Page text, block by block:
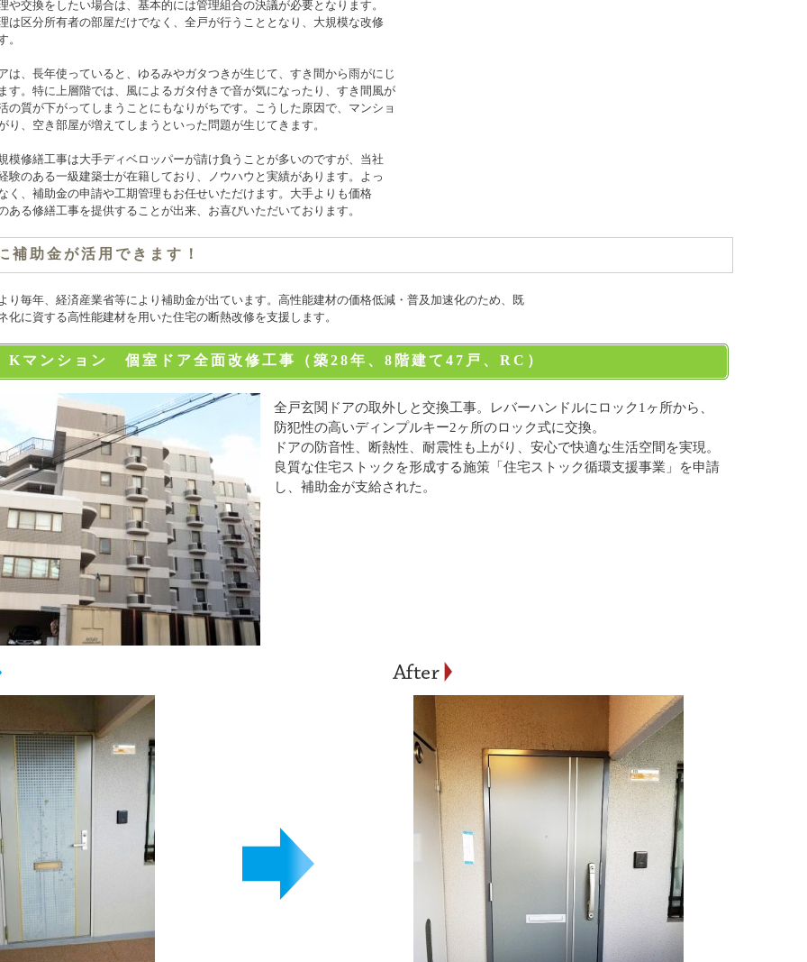
や交換をしたい場合は、基本的には管理組合の決議が必要となります。
は区分所有者の部屋だけでなく、全戸が行うこととなり、大規模な改修
。
は、長年使っていると、ゆるみやガタつきが生じて、すき間から雨がにじ
す。特に上層階では、風によるガタ付きで音が気になったり、すき間風が
の質が下がってしまうことにもなりがちです。こうした原因で、マンショ
り、空き部屋が増えてしまうといった問題が生じてきます。
模修繕工事は大手ディベロッパーが請け負うことが多いのですが、当社
験のある一級建築士が在籍しており、ノウハウと実績があります。よっ
く、補助金の申請や工期管理もお任せいただけます。大手よりも価格
ある修繕工事を提供することが出来、お喜びいただいております。
補助金が活用できます！
り毎年、経済産業省等により補助金が出ています。高性能建材の価格低減・普及加速化のため、既
化に資する高性能建材を用いた住宅の断熱改修を支援します。
マンション 個室ドア全面改修工事（築28年、8階建て47戸、RC）
全戸玄関ドアの取外しと交換工事。レバーハンドルにロック1ヶ所から、
防犯性の高いディンプルキー2ヶ所のロック式に交換。
ドアの防音性、断熱性、耐震性も上がり、安心で快適な生活空間を実現。
良質な住宅ストックを形成する施策「住宅ストック循環支援事業」を申請
し、補助金が支給された。